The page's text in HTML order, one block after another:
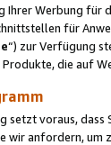
Werbung für
für
“) zur Verfügung
die auf
voraus, dass
anfordern, um